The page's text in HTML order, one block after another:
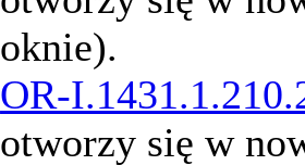
oknie).
OR-
otworzy się w